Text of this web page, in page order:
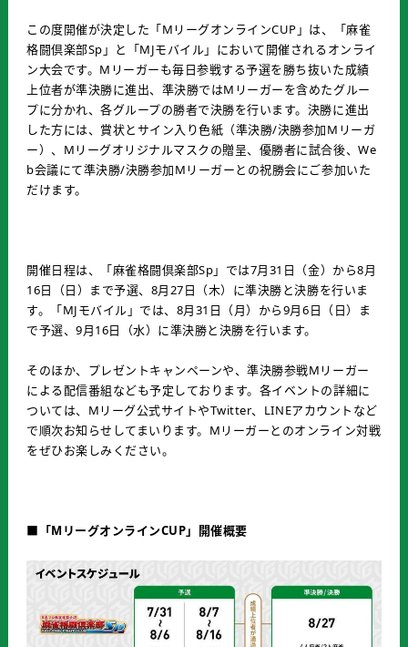
この度開催が決定した「MリーグオンラインCUP」は、「麻雀
格闘倶楽部Sp」と「MJモバイル」において開催されるオンライ
ン大会です。Mリーガーも毎日参戦する予選を勝ち抜いた成績
上位者が準決勝に進出、準決勝ではMリーガーを含めたグルー
プに分かれ、各グループの勝者で決勝を行います。決勝に進出
した方には、賞状とサイン入り色紙（準決勝/決勝参加Mリーガ
ー）、Mリーグオリジナルマスクの贈呈、優勝者に試合後、We
b会議にて準決勝/決勝参加Mリーガーとの祝勝会にご参加いた
だけます。
開催日程は、「麻雀格闘倶楽部Sp」では7月31日（金）から8月
16日（日）まで予選、8月27日（木）に準決勝と決勝を行いま
す。「MJモバイル」では、8月31日（月）から9月6日（日）ま
で予選、9月16日（水）に準決勝と決勝を行います。
そのほか、プレゼントキャンペーンや、準決勝参戦Mリーガー
による配信番組なども予定しております。各イベントの詳細に
ついては、Mリーグ公式サイトやTwitter、LINEアカウントなど
で順次お知らせしてまいります。Mリーガーとのオンライン対戦
をぜひお楽しみください。
■「MリーグオンラインCUP」開催概要